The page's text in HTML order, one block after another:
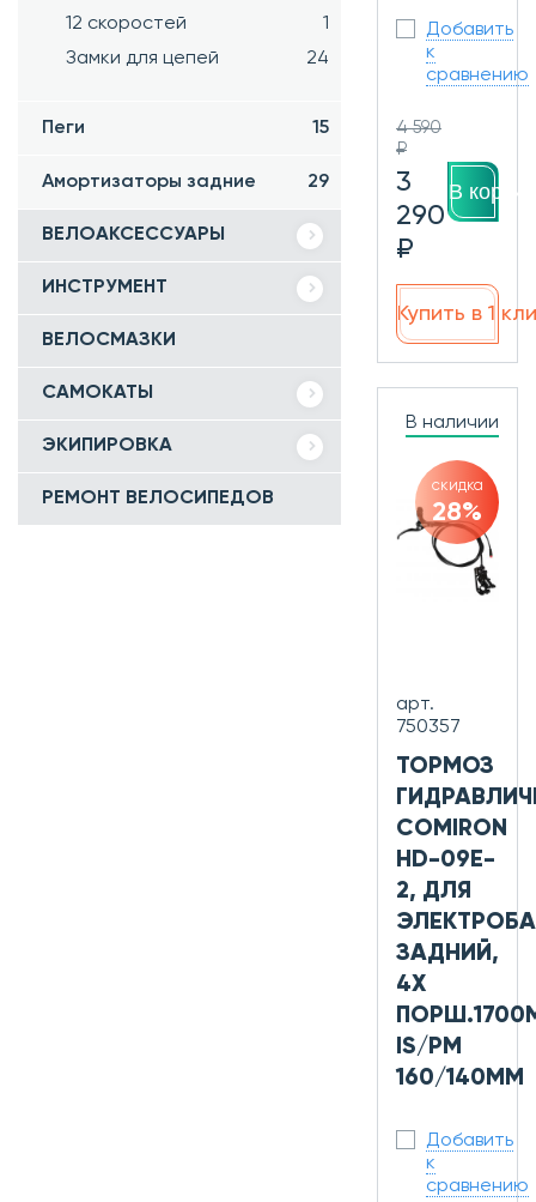
12 скоростей
1
Замки для цепей
24
Пеги 15
Амортизаторы задние 29
ВЕЛОАКСЕССУАРЫ
ИНСТРУМЕНТ
ВЕЛОСМАЗКИ
САМОКАТЫ
ЭКИПИРОВКА
РЕМОНТ ВЕЛОСИПЕДОВ
Добавить
к
сравнению
4 590
₽
3
290
₽
В
Купить в 1
В наличии
скидка
28%
арт.
750357
ТОРМОЗ
COMIRON
HD-09E-
2, ДЛЯ
ЗАДНИЙ,
4Х
IS/PM
160/140ММ
Добавить
к
сравнению